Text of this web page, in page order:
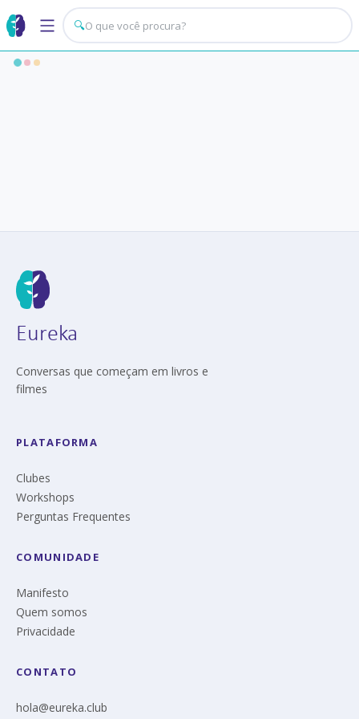
🔍
Eureka
Conversas que começam em livros e
filmes
PLATAFORMA
Clubes
Workshops
Perguntas Frequentes
COMUNIDADE
Manifesto
Quem somos
Privacidade
CONTATO
hola@eureka.club